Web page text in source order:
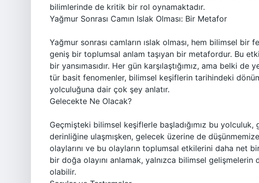
bilimlerinde de kritik bir rol oynamaktadır.
Yağmur Sonrası Camın Islak Olması: Bir Metafor
Yağmur sonrası camların ıslak olması, hem bilimsel bir
geniş bir toplumsal anlam taşıyan bir metafordur. Bu
bir yansımasıdır. Her gün karşılaştığımız, ama belki
tür basit fenomenler, bilimsel keşiflerin tarihindeki
yolculuğuna dair çok şey anlatır.
Gelecekte Ne Olacak?
Geçmişteki bilimsel keşiflerle başladığımız bu yolculuk,
derinliğine ulaşmışken, gelecek üzerine de
olaylarını ve bu olayların toplumsal etkilerini daha net
bir doğa olayını anlamak, yalnızca bilimsel
olabilir.